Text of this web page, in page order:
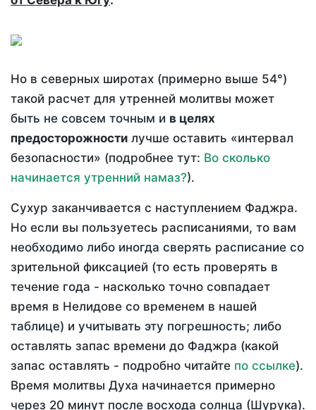
Но в северных широтах (примерно выше 54°)
такой расчет для утренней молитвы может
быть не совсем точным и в целях
предосторожности лучше оставить «интервал
безопасности» (подробнее тут: Во сколько
начинается утренний намаз?).
Сухур заканчивается с наступлением Фаджра.
Но если вы пользуетесь расписаниями, то вам
необходимо либо иногда сверять расписание со
зрительной фиксацией (то есть проверять в
течение года - насколько точно совпадает
время в Нелидове со временем в нашей
таблице) и учитывать эту погрешность; либо
оставлять запас времени до Фаджра (какой
запас оставлять - подробно читайте по ссылке).
Время молитвы Духа начинается примерно
через 20 минут после восхода солнца (Шурука).